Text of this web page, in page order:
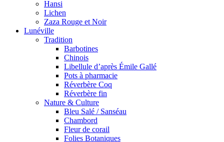
Hansi
Lichen
Zaza Rouge et Noir
Lunéville
Tradition
Barbotines
Chinois
Libellule d’après Émile Gallé
Pots à pharmacie
Réverbère Coq
Réverbère fin
Nature & Culture
Bleu Salé / Sanséau
Chambord
Fleur de corail
Folies Botaniques